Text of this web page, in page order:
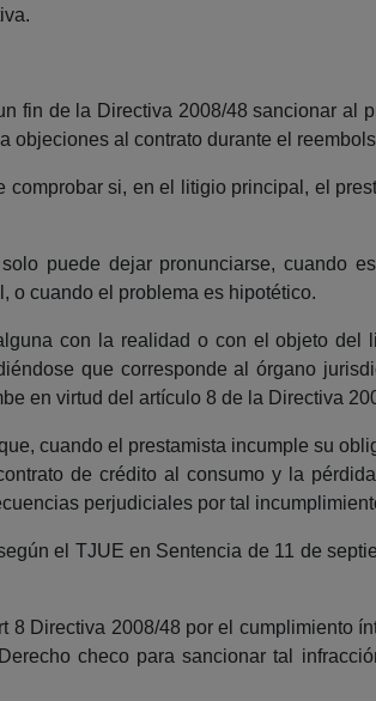
fin de la Directiva 2008/48 sancionar al
objeciones al contrato durante el
si, en el litigio principal, el
puede dejar pronunciarse, cuando
o cuando el problema es hipotético.
con la realidad o con el objeto del
que corresponde al órgano
en virtud del artículo 8 de la Directiva
cuando el prestamista incumple su
de crédito al consumo y la
perjudiciales por tal
el TJUE en Sentencia de 11 de
Directiva 2008/48 por el cumplimiento
checo para sancionar tal